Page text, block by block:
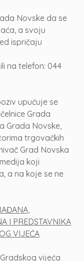
Novske da se
a svoju
ispričaju
ili na telefon: 044
upućuje se
Grada
Grada Novske,
trgovačkih
Grad Novska
koji
a na koje se ne
I PREDSTAVNIKA
VIJEĆA
vijeća